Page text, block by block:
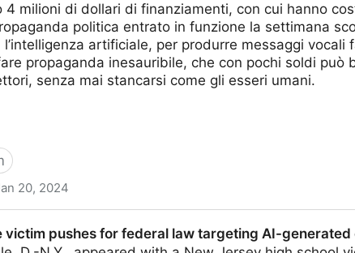
4 milioni di dollari di finanziamenti, con cui hanno
politica entrato in funzione la settimana
artificiale, per produrre messaggi vocali
propaganda inesauribile, che con pochi soldi può
senza mai stancarsi come gli esseri umani.
20, 2024
victim pushes for federal law targeting AI-